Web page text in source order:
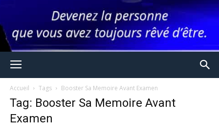
Accueil Tags Booster Sa Memoire Avant Examen
Tag: Booster Sa Memoire Avant
Examen